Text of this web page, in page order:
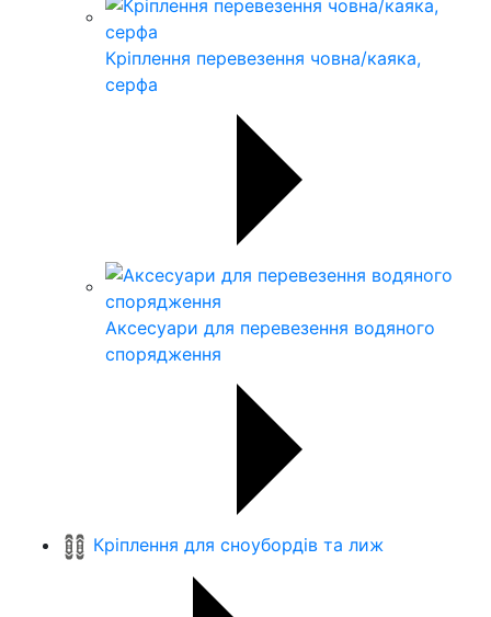
Кріплення перевезення човна/каяка,
серфа
Аксесуари для перевезення водяного
спорядження
Кріплення для сноубордів та лиж